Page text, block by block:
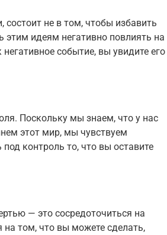
состоит не в том, чтобы избавить
этим идеям негативно повлиять на
событие, вы увидите его
Поскольку мы знаем, что у нас
этот мир, мы чувствуем
контроль то, что вы оставите
— это сосредоточиться на
на том, что вы можете сделать,